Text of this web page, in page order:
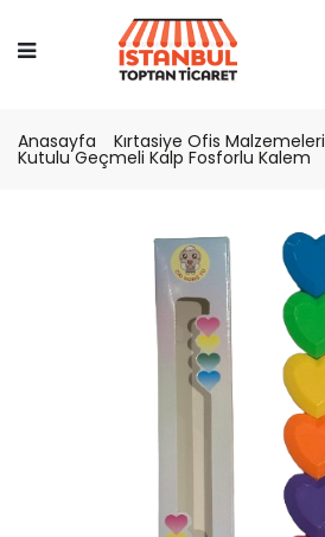
Anasayfa Kırtasiye Ofis Malzemeleri
Kutulu Geçmeli Kalp Fosforlu Kalem